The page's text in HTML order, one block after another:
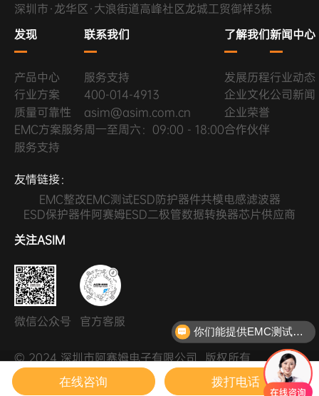
深圳市·龙华区·大浪街道高峰社区龙城工贸御祥3栋
发现
产品中心
行业方案
质量可靠性
EMC方案服务
服务支持
联系我们
服务支持
400-014-4913
asim@asim.com.cn
周一至周六：09:00 - 18:00
了解我们
发展历程
企业文化
企业荣誉
合作伙伴
新闻中心
行业动态
公司新闻
友情链接：
EMC整改EMC测试ESD防护器件共模电感滤波器
ESD保护器件阿赛姆ESD二极管数据转换器芯片供应商
关注ASIM
微信公众号 官方客服
© 2024 深圳市阿赛姆电子有限公司 版权所有
粤ICP备2024311385号 隐私条款
你们能提供EMC测试整改服务吗？
在线咨询 拨打电话